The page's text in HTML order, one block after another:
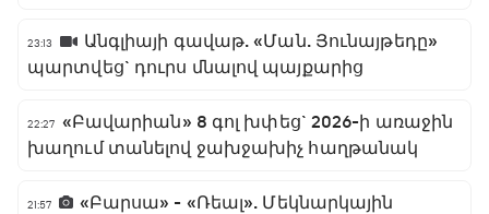
23:13
Անգլիայի գավաթ. «Ման. Յունայթեդը»
պարտվեց` դուրս մնալով պայքարից
22:27 «Բավարիան» 8 գոլ խփեց` 2026-ի առաջին
խաղում տանելով ջախջախիչ հաղթանակ
21:57
«Բարսա» - «Ռեալ». Մեկնարկային